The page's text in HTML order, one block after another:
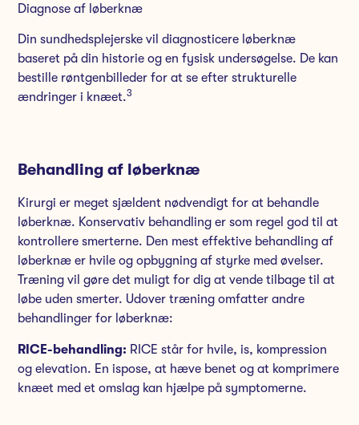
Diagnose af løberknæ
Din sundhedsplejerske vil diagnosticere løberknæ
baseret på din historie og en fysisk undersøgelse. De kan
bestille røntgenbilleder for at se efter strukturelle
ændringer i knæet.3
Behandling af løberknæ
Kirurgi er meget sjældent nødvendigt for at behandle
løberknæ. Konservativ behandling er som regel god til at
kontrollere smerterne. Den mest effektive behandling af
løberknæ er hvile og opbygning af styrke med øvelser.
Træning vil gøre det muligt for dig at vende tilbage til at
løbe uden smerter. Udover træning omfatter andre
behandlinger for løberknæ:
RICE-behandling: RICE står for hvile, is, kompression
og elevation. En ispose, at hæve benet og at komprimere
knæet med et omslag kan hjælpe på symptomerne.